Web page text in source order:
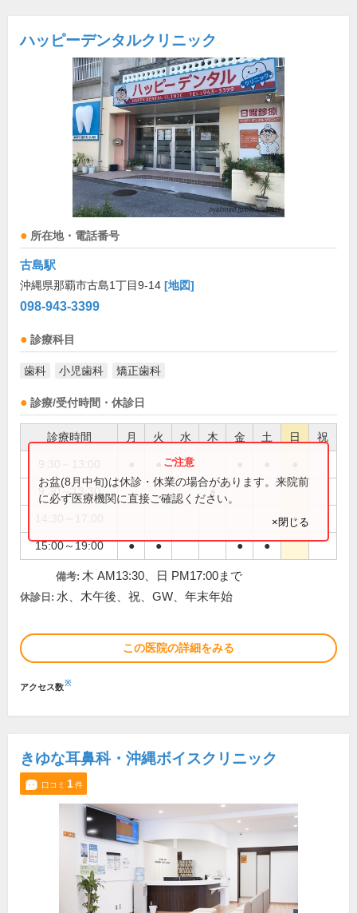
ハッピーデンタルクリニック
所在地・電話番号
古島駅
沖縄県那覇市古島1丁目9-14 [地図]
098-943-3399
診療科目
歯科 小児歯科 矯正歯科
診療/受付時間・休診日
診療時間 月 火 水 木 金 土 日 祝
9:30～13:30 ●
●
15:00～19:00 ● ● ● ●
お盆(8月中旬)は休診・休業の場合があります。来院前
に必ず医療機関に直接ご確認ください。
×閉じる
備考: 木 AM13:30、日 PM17:00まで
休診日: 水、木午後、祝、GW、年末年始
この医院の詳細をみる
アクセス数※
きゆな耳鼻科・沖縄ボイスクリニック
口コミ 1件